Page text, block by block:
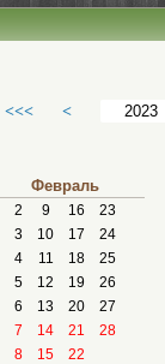
<<< <
Февраль
2 9 16
23
3
10 17
24
4
11 18
25
5
12 19
26
6
13 20
27
7
14 21
28
8 15 22